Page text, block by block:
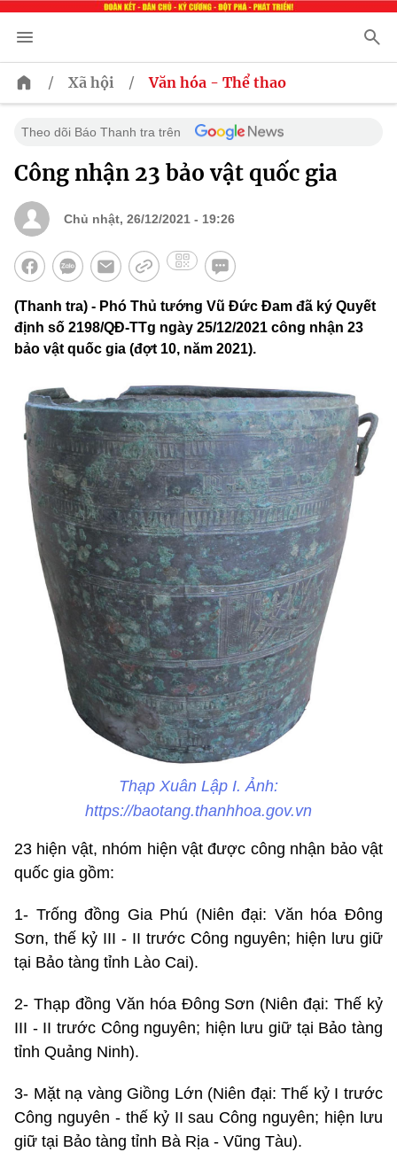
/ Xã hội / Văn hóa - Thể thao
Theo dõi Báo Thanh tra trên
Công nhận 23 bảo vật quốc gia
Chủ nhật, 26/12/2021 - 19:26
(Thanh tra) - Phó Thủ tướng Vũ Đức Đam đã ký Quyết
định số 2198/QĐ-TTg ngày 25/12/2021 công nhận 23
bảo vật quốc gia (đợt 10, năm 2021).
Thạp Xuân Lập I. Ảnh:
https://baotang.thanhhoa.gov.vn
23 hiện vật, nhóm hiện vật được công nhận bảo vật
quốc gia gồm:
1- Trống đồng Gia Phú (Niên đại: Văn hóa Đông
Sơn, thế kỷ III - II trước Công nguyên; hiện lưu giữ
tại Bảo tàng tỉnh Lào Cai).
2- Thạp đồng Văn hóa Đông Sơn (Niên đại: Thế kỷ
III - II trước Công nguyên; hiện lưu giữ tại Bảo tàng
tỉnh Quảng Ninh).
3- Mặt nạ vàng Giồng Lớn (Niên đại: Thế kỷ I trước
Công nguyên - thế kỷ II sau Công nguyên; hiện lưu
giữ tại Bảo tàng tỉnh Bà Rịa - Vũng Tàu).